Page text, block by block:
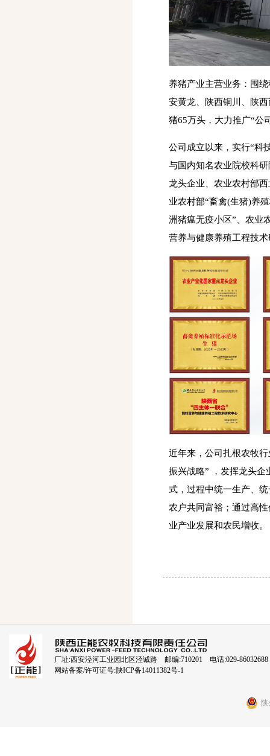
养猪产业主营业务：围
安黄龙、陕西铜川、陕
猪65万头，大力推广“公
公司成立以来，实行“科
与国内知名农业院校科
龙头企业、农业农村部
业农村部“畜禽(生猪)养
洲猪瘟无疫小区”、农业
营养与健康养殖工程技
近年来，公司扎根农牧
振兴战略” ，发挥龙头企
式，过程中统一生产、
农户共同富裕；通过高
业产业发展和农民增收。
厂址:西安泾河工业园北区泾诚路 邮编:710201 电话:029-86032688
网站备案/许可证号:陕ICP备14011382号-1